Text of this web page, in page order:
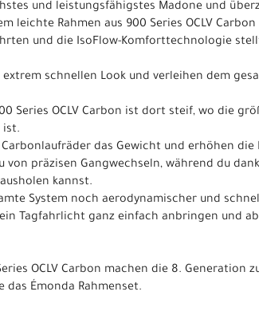
und leistungsfähigstes Madone und
leichte Rahmen aus 900 Series OCLV
und die IsoFlow-Komforttechnologie
schnellen Look und verleihen dem
Series OCLV Carbon ist dort steif, wo die
ist.
das Gewicht und erhöhen die
von präzisen Gangwechseln, während du dank
kannst.
System noch aerodynamischer und
Tagfahrlicht ganz einfach anbringen und
OCLV Carbon machen die 8. Generation
Émonda Rahmenset.